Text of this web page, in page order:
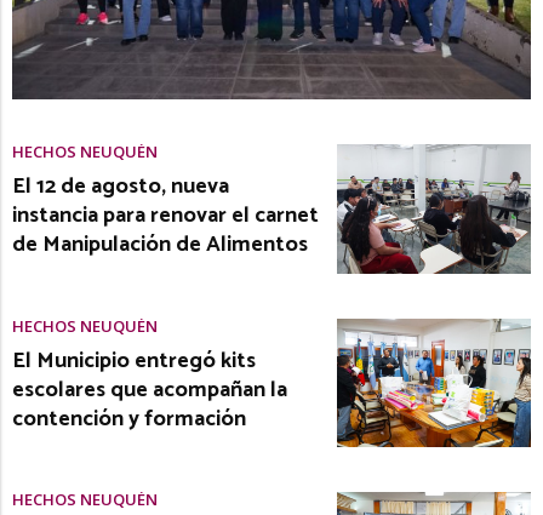
HECHOS NEUQUÉN
El 12 de agosto, nueva
instancia para renovar el carnet
de Manipulación de Alimentos
HECHOS NEUQUÉN
El Municipio entregó kits
escolares que acompañan la
contención y formación
HECHOS NEUQUÉN